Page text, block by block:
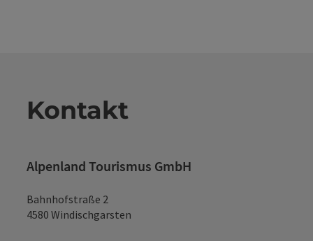
Kontakt
Alpenland Tourismus GmbH
Bahnhofstraße 2
4580 Windischgarsten